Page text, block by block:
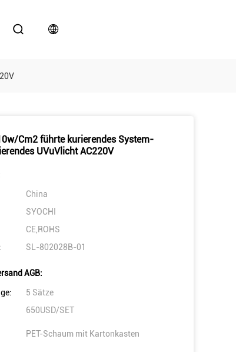
Cm2 führte kurierendes System-
UVuVlicht AC220V
China
SYOCHI
CE,ROHS
SL-802028B-01
AGB:
5 Sätze
650USD/SET
PET-Schaum mit Kartonkasten